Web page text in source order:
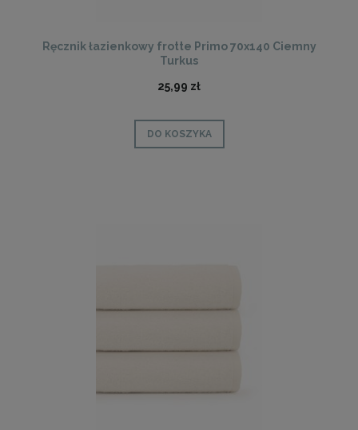
Ręcznik łazienkowy frotte Primo 70x140 Ciemny
Turkus
25,99 zł
DO KOSZYKA